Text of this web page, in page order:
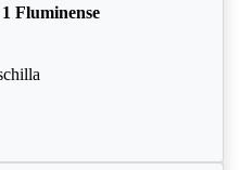
Fluminense